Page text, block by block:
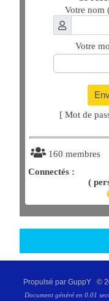
Votre nom
Votre
[ Mot de
160 membres
Connectés :
(
Propulsé par GuppY ©
Document généré en 0.01